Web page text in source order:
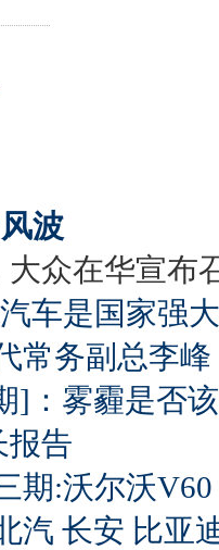
波
众在华宣布
车是国家强
常务副总李峰
]：雾霾是否
报告
期:沃尔沃
汽 长安 比亚